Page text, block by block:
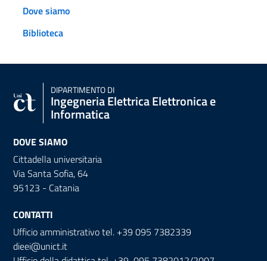
Dove siamo
Biblioteca
DIPARTIMENTO DI
Ingegneria Elettrica Elettronica e
Informatica
DOVE SIAMO
Cittadella universitaria
Via Santa Sofia, 64
95123 - Catania
CONTATTI
Ufficio amministrativo tel. +39 095 7382339
dieei@unict.it